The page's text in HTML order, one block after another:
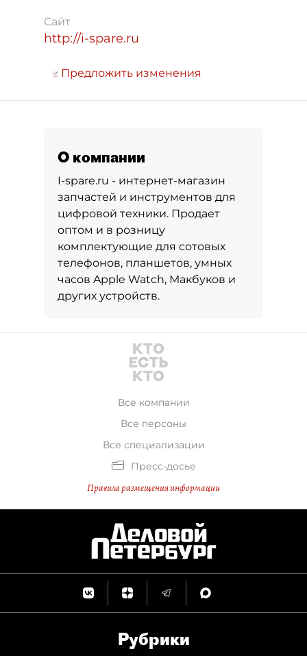
Сайт
http://i-spare.ru
Предложить изменения
О компании
I-spare.ru - интернет-магазин
запчастей и инструментов для
цифровой техники. Продает
оптом и в розницу
комплектующие для сотовых
телефонов, планшетов, умных
часов Apple Watch, Макбуков и
других устройств.
Все компании
Все персоны
Все специализации
Пресс-досье
Правила размещения информации
Рубрики